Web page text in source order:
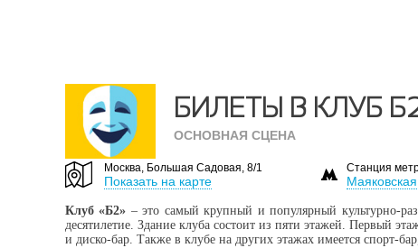
БИЛЕТЫ В КЛУБ
ОСНОВНАЯ СЦЕНА
Москва, Большая Садовая, 8/1
Показать на карте
Станция
Маяковская
Клуб «Б2» – это самый крупный и популярный культурно-
десятилетие. Здание клуба состоит из пяти этажей. Первый
и диско-бар. Также в клубе на других этажах имеется спорт-